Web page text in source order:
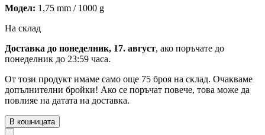
Модел: 1,75 mm / 1000 g
На склад
Доставка до понеделник, 17. август, ако поръчате до
понеделник до 23:59 часа.
От този продукт имаме само още 75 броя на склад. Очакваме
допълнителни бройки! Ако се поръчат повече, това може да
повлияе на датата на доставка.
В кошницата